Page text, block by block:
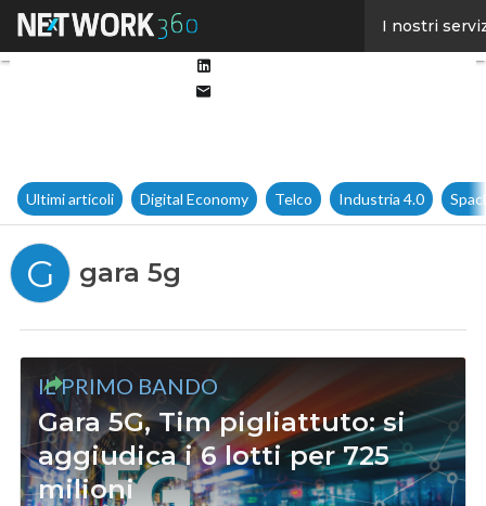
I nostri
Ultimi articoli Digital Economy Telco Industria 4.0
G gara 5g
IL PRIMO BANDO
Gara 5G, Tim pigliattuto: si
aggiudica i 6 lotti per 725
milioni